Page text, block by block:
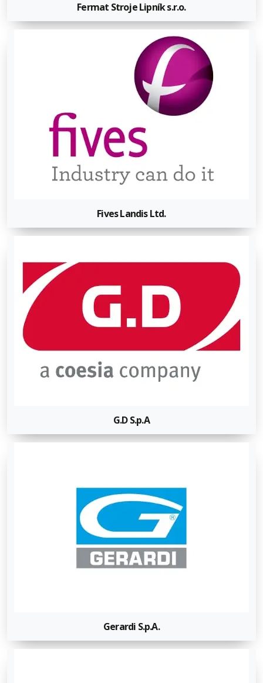
Fermat Stroje Lipník s.r.o.
Fives Landis Ltd.
G.D S.p.A
Gerardi S.p.A.